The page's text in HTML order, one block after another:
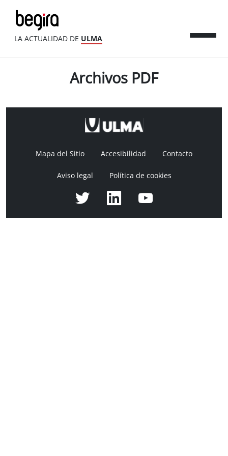
LA ACTUALIDAD DE ULMA
Archivos PDF
Mapa del Sitio Accesibilidad Contacto
Aviso legal Política de cookies